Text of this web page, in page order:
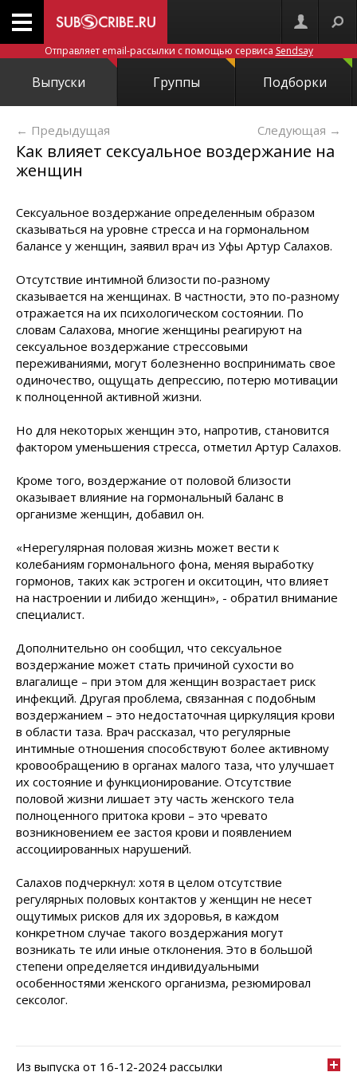
Отправляет email-рассылки с помощью сервиса Sendsay
Выпуски Группы Подборки
← Предыдущая Следующая →
Как влияет сексуальное воздержание на
женщин
Сексуальное воздержание определенным образом
сказываться на уровне стресса и на гормональном
балансе у женщин, заявил врач из Уфы Артур Салахов.
Отсутствие интимной близости по-разному
сказывается на женщинах. В частности, это по-разному
отражается на их психологическом состоянии. По
словам Салахова, многие женщины реагируют на
сексуальное воздержание стрессовыми
переживаниями, могут болезненно воспринимать свое
одиночество, ощущать депрессию, потерю мотивации
к полноценной активной жизни.
Но для некоторых женщин это, напротив, становится
фактором уменьшения стресса, отметил Артур Салахов.
Кроме того, воздержание от половой близости
оказывает влияние на гормональный баланс в
организме женщин, добавил он.
«Нерегулярная половая жизнь может вести к
колебаниям гормонального фона, меняя выработку
гормонов, таких как эстроген и окситоцин, что влияет
на настроении и либидо женщин», - обратил внимание
специалист.
Дополнительно он сообщил, что сексуальное
воздержание может стать причиной сухости во
влагалище – при этом для женщин возрастает риск
инфекций. Другая проблема, связанная с подобным
воздержанием – это недостаточная циркуляция крови
в области таза. Врач рассказал, что регулярные
интимные отношения способствуют более активному
кровообращению в органах малого таза, что улучшает
их состояние и функционирование. Отсутствие
половой жизни лишает эту часть женского тела
полноценного притока крови – это чревато
возникновением ее застоя крови и появлением
ассоциированных нарушений.
Салахов подчеркнул: хотя в целом отсутствие
регулярных половых контактов у женщин не несет
ощутимых рисков для их здоровья, в каждом
конкретном случае такого воздержания могут
возникать те или иные отклонения. Это в большой
степени определяется индивидуальными
особенностями женского организма, резюмировал
сексолог.
Из выпуска от 16-12-2024 рассылки